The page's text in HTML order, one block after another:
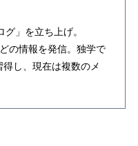
」を立ち上げ。
の情報を発信。独学で
し、現在は複数のメ